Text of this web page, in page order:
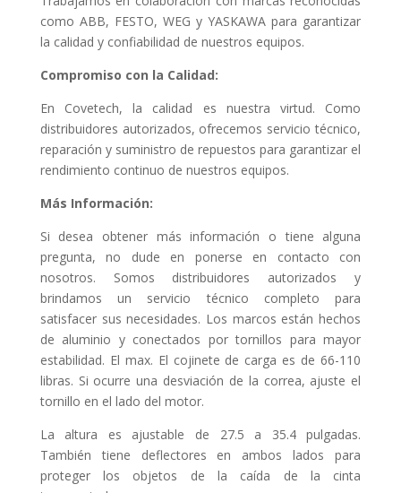
como ABB, FESTO, WEG y YASKAWA para garantizar
la calidad y confiabilidad de nuestros equipos.
Compromiso con la Calidad:
En Covetech, la calidad es nuestra virtud. Como
distribuidores autorizados, ofrecemos servicio técnico,
reparación y suministro de repuestos para garantizar el
rendimiento continuo de nuestros equipos.
Más Información:
Si desea obtener más información o tiene alguna
pregunta, no dude en ponerse en contacto con
nosotros. Somos distribuidores autorizados y
brindamos un servicio técnico completo para
satisfacer sus necesidades. Los marcos están hechos
de aluminio y conectados por tornillos para mayor
estabilidad. El max. El cojinete de carga es de 66-110
libras. Si ocurre una desviación de la correa, ajuste el
tornillo en el lado del motor.
La altura es ajustable de 27.5 a 35.4 pulgadas.
También tiene deflectores en ambos lados para
proteger los objetos de la caída de la cinta